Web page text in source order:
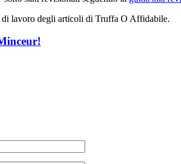
di lavoro degli articoli di Truffa O Affidabile.